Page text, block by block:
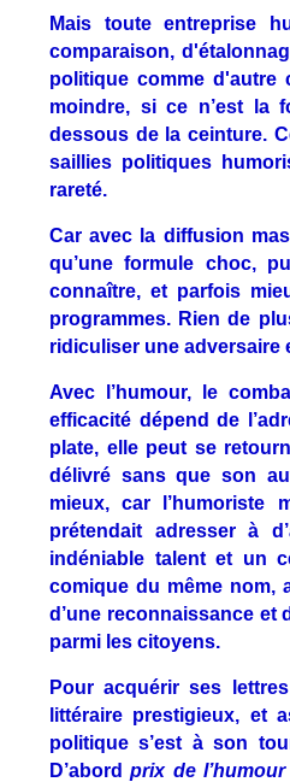
Mais toute entreprise
comparaison,
politique comme
moindre, si ce n’est la
dessous de la ceinture.
saillies politiques
rareté.
Car avec la diffusion
qu’une formule choc,
connaître, et parfois
programmes. Rien de
ridiculiser une adversaire
Avec l’humour, le
efficacité dépend de
plate, elle peut se
délivré sans que son
mieux, car l’humoriste
prétendait adresser à
indéniable talent et un
comique du même nom,
d’une reconnaissance et
parmi les citoyens.
Pour acquérir ses
littéraire prestigieux, et
politique s’est à son
D’abordprix de